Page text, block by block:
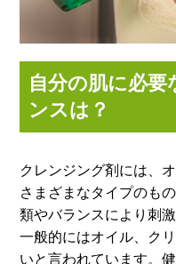
自分の肌に必要
ンスは？
クレンジング剤には、
さまざまなタイプのも
類やバランスにより刺
一般的にはオイル、ク
いと言われています。